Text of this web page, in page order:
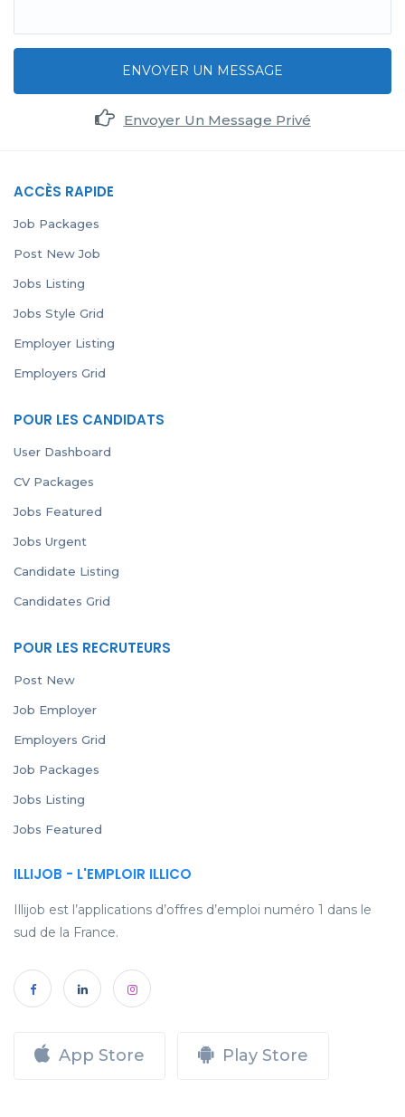
ENVOYER UN MESSAGE
Envoyer Un Message Privé
ACCÈS RAPIDE
Job Packages
Post New Job
Jobs Listing
Jobs Style Grid
Employer Listing
Employers Grid
POUR LES CANDIDATS
User Dashboard
CV Packages
Jobs Featured
Jobs Urgent
Candidate Listing
Candidates Grid
POUR LES RECRUTEURS
Post New
Job Employer
Employers Grid
Job Packages
Jobs Listing
Jobs Featured
ILLIJOB - L'EMPLOIR ILLICO
Illijob est l’applications d’offres d’emploi numéro 1 dans le
sud de la France.
App Store Play Store